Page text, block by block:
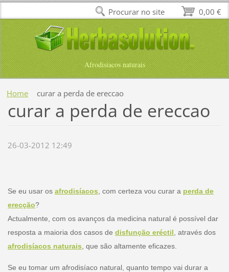
Afrodisiacos naturais
Home curar a perda de ereccao
curar a perda de ereccao
26-03-2012 12:49
Se eu usar os afrodisíacos , com certeza vou curar a perda de
erecção?
Actualmente, com os avanços da medicina natural é possível dar
resposta a maioria dos casos de disfunção eréctil , através dos
afrodisíacos naturais , que são altamente eficazes.
Se eu tomar um afrodisíaco natural, quanto tempo vai durar a
0,00 €
Procurar no site